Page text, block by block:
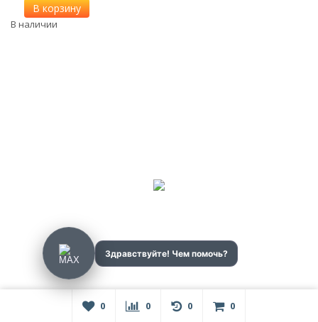
В корзину
В наличии
0 0 0 0